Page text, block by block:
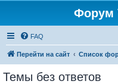
Форум
FAQ
Перейти на сайт Список
Темы без ответов